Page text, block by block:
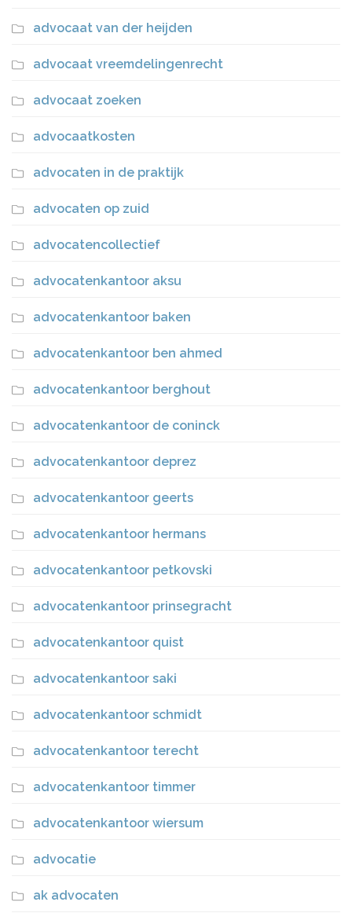
advocaat van der heijden
advocaat vreemdelingenrecht
advocaat zoeken
advocaatkosten
advocaten in de praktijk
advocaten op zuid
advocatencollectief
advocatenkantoor aksu
advocatenkantoor baken
advocatenkantoor ben ahmed
advocatenkantoor berghout
advocatenkantoor de coninck
advocatenkantoor deprez
advocatenkantoor geerts
advocatenkantoor hermans
advocatenkantoor petkovski
advocatenkantoor prinsegracht
advocatenkantoor quist
advocatenkantoor saki
advocatenkantoor schmidt
advocatenkantoor terecht
advocatenkantoor timmer
advocatenkantoor wiersum
advocatie
ak advocaten